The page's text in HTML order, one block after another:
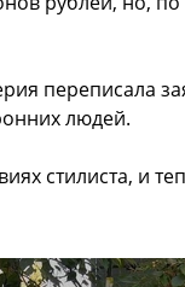
переписала
людей.
стилиста, и